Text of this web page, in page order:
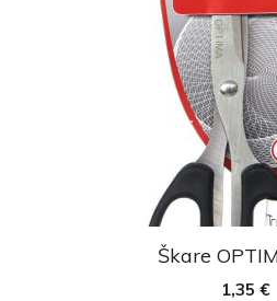
Škare
1,35 €